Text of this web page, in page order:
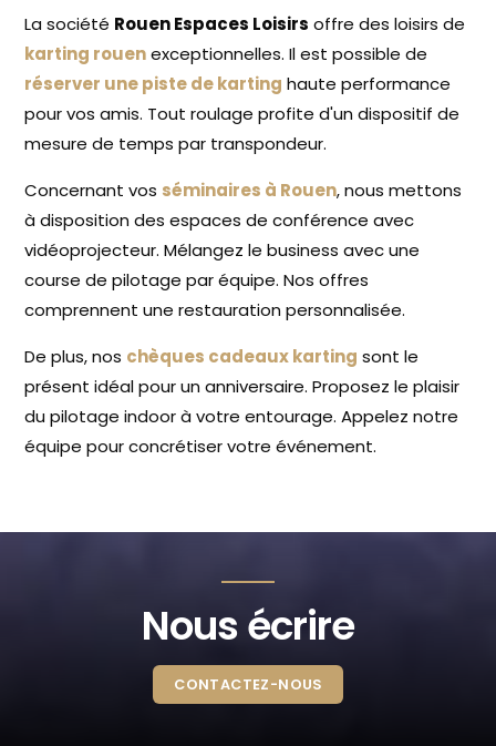
La société Rouen Espaces Loisirs offre des loisirs de
karting rouenexceptionnelles. Il est possible de
réserver une piste de karting haute performance
pour vos amis. Tout roulage profite d'un dispositif de
mesure de temps par transpondeur.
Concernant vos séminaires à Rouen, nous mettons
à disposition des espaces de conférence avec
vidéoprojecteur. Mélangez le business avec une
course de pilotage par équipe. Nos offres
comprennent une restauration personnalisée.
De plus, nos chèques cadeaux karting sont le
présent idéal pour un anniversaire. Proposez le plaisir
du pilotage indoor à votre entourage. Appelez notre
équipe pour concrétiser votre événement.
Nous écrire
CONTACTEZ-NOUS